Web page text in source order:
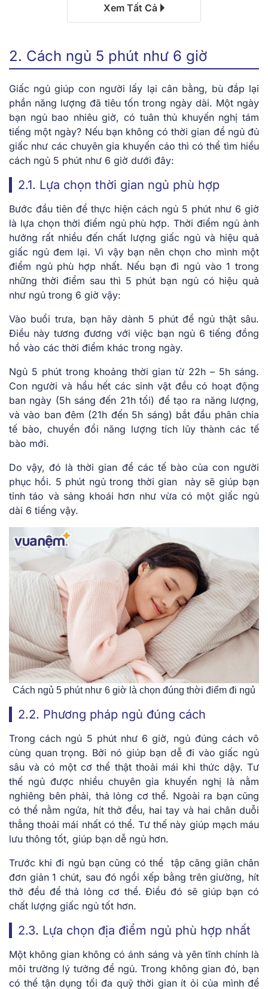
Xem Tất Cả
2. Cách ngủ 5 phút như 6 giờ
Giấc ngủ giúp con người lấy lại cân bằng, bù đắp lại
phần năng lượng đã tiêu tốn trong ngày dài. Một ngày
bạn ngủ bao nhiêu giờ, có tuân thủ khuyến nghị tám
tiếng một ngày? Nếu bạn không có thời gian để ngủ đủ
giấc như các chuyên gia khuyến cáo thì có thể tìm hiểu
cách ngủ 5 phút như 6 giờ dưới đây:
2.1. Lựa chọn thời gian ngủ phù hợp
Bước đầu tiên để thực hiện cách ngủ 5 phút như 6 giờ
là lựa chọn thời điểm ngủ phù hợp. Thời điểm ngủ ảnh
hưởng rất nhiều đến chất lượng giấc ngủ và hiệu quả
giấc ngủ đem lại. Vì vậy bạn nên chọn cho mình một
điểm ngủ phù hợp nhất. Nếu bạn đi ngủ vào 1 trong
những thời điểm sau thì 5 phút bạn ngủ có hiệu quả
như ngủ trong 6 giờ vậy:
Vào buổi trưa, bạn hãy dành 5 phút để ngủ thật sâu.
Điều này tương đương với việc bạn ngủ 6 tiếng đồng
hồ vào các thời điểm khác trong ngày.
Ngủ 5 phút trong khoảng thời gian từ 22h – 5h sáng.
Con người và hầu hết các sinh vật đều có hoạt động
ban ngày (5h sáng đến 21h tối) để tạo ra năng lượng,
và vào ban đêm (21h đến 5h sáng) bắt đầu phân chia
tế bào, chuyển đổi năng lượng tích lũy thành các tế
bào mới.
Do vậy, đó là thời gian để các tế bào của con người
phục hồi. 5 phút ngủ trong thời gian này sẽ giúp bạn
tỉnh táo và sảng khoái hơn như vừa có một giấc ngủ
dài 6 tiếng vậy.
Cách ngủ 5 phút như 6 giờ là chọn đúng thời điểm đi ngủ
2.2. Phương pháp ngủ đúng cách
Trong cách ngủ 5 phút như 6 giờ, ngủ đúng cách vô
cùng quan trọng. Bởi nó giúp bạn dễ đi vào giấc ngủ
sâu và có một cơ thể thật thoải mái khi thức dậy. Tư
thế ngủ được nhiều chuyên gia khuyến nghị là nằm
nghiêng bên phải, thả lỏng cơ thể. Ngoài ra bạn cũng
có thể nằm ngửa, hít thở đều, hai tay và hai chân duỗi
thẳng thoải mái nhất có thể. Tư thế này giúp mạch máu
lưu thông tốt, giúp bạn dễ ngủ hơn.
Trước khi đi ngủ bạn cũng có thể tập căng giãn chân
đơn giản 1 chút, sau đó ngồi xếp bằng trên giường, hít
thở đều để thả lỏng cơ thể. Điều đó sẽ giúp bạn có
chất lượng giấc ngủ tốt hơn.
2.3. Lựa chọn địa điểm ngủ phù hợp nhất
Một không gian không có ánh sáng và yên tĩnh chính là
môi trường lý tưởng để ngủ. Trong không gian đó, bạn
có thể tận dụng tối đa quỹ thời gian ít ỏi của mình để